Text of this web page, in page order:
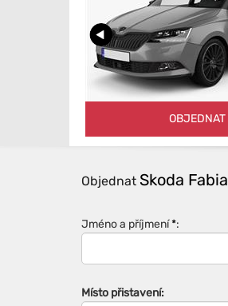
OBJEDNAT
Objednat Skoda Fabia
Jméno a příjmení*:
Místo přistavení: